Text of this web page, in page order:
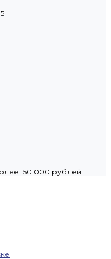
150 000 рублей